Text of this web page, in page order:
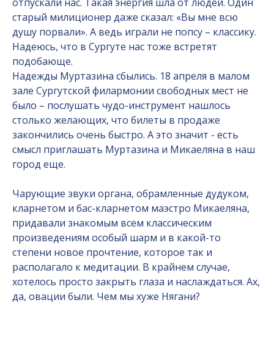
старый милиционер даже сказал: «Вы мне всю
душу порвали». А ведь играли не попсу – классику.
Надеюсь, что в Сургуте нас тоже встретят
подобающе.
Надежды Муртазина сбылись. 18 апреля в малом
зале Сургутской филармонии свободных мест не
было – послушать чудо-инструмент нашлось
столько желающих, что билеты в продаже
закончились очень быстро. А это значит - есть
смысл приглашать Муртазина и Микаеляна в наш
город еще.
Чарующие звуки органа, обрамленные дудуком,
кларнетом и бас-кларнетом маэстро Микаеляна,
придавали знакомым всем классическим
произведениям особый шарм и в какой-то
степени новое прочтение, которое так и
располагало к медитации. В крайнем случае,
хотелось просто закрыть глаза и наслаждаться. Ах,
да, овации были. Чем мы хуже Нягани?